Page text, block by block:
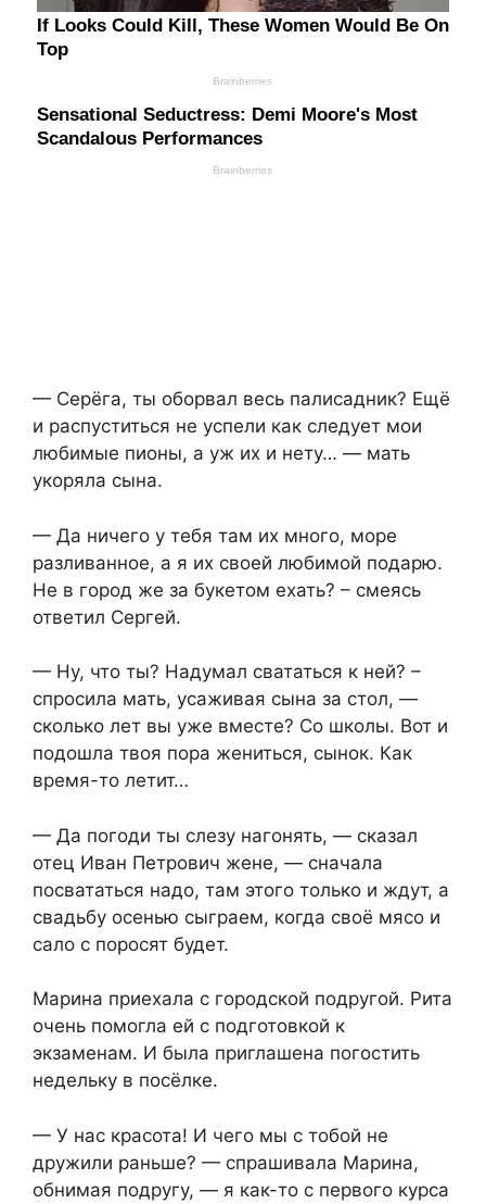
— Серёга, ты оборвал весь палисадник? Ещё
и распуститься не успели как следует мои
любимые пионы, а уж их и нету… — мать
укоряла сына.
— Да ничего у тебя там их много, море
разливанное, а я их своей любимой подарю.
Не в город же за букетом ехать? – смеясь
ответил Сергей.
— Ну, что ты? Надумал свататься к ней? –
спросила мать, усаживая сына за стол, —
сколько лет вы уже вместе? Со школы. Вот и
подошла твоя пора жениться, сынок. Как
время-то летит…
— Да погоди ты слезу нагонять, — сказал
отец Иван Петрович жене, — сначала
посвататься надо, там этого только и ждут, а
свадьбу осенью сыграем, когда своё мясо и
сало с поросят будет.
Марина приехала с городской подругой. Рита
очень помогла ей с подготовкой к
экзаменам. И была приглашена погостить
недельку в посёлке.
— У нас красота! И чего мы с тобой не
дружили раньше? — спрашивала Марина,
обнимая подругу, — я как-то с первого курса